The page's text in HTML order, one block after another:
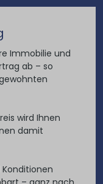
Immobilie und
ab – so
wird Ihnen
damit